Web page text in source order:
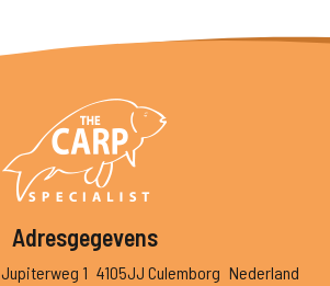
Adresgegevens
Jupiterweg 1 4105JJ Culemborg Nederland